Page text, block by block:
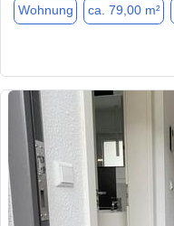
Wohnung ca. 79,00 m²